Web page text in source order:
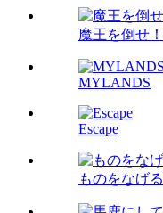
魔王を倒せ！
MYLANDS
Escape
ものをなげる